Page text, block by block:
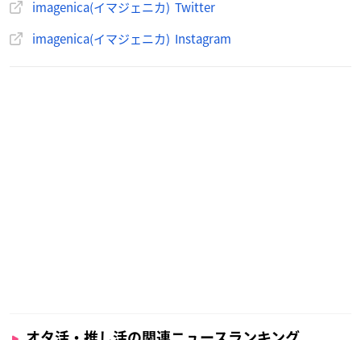
imagenica(イマジェニカ) Twitter
imagenica(イマジェニカ) Instagram